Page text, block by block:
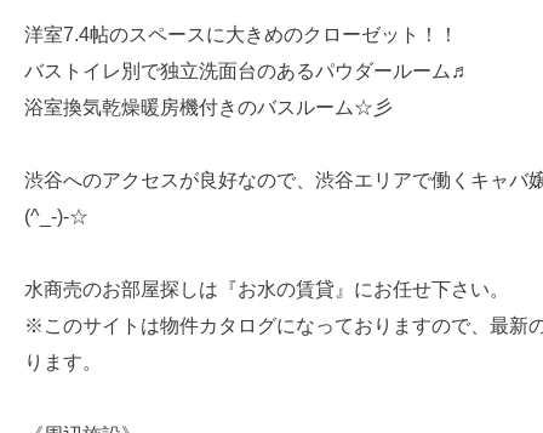
洋室7.4帖のスペースに大きめのクローゼット！！
バストイレ別で独立洗面台のあるパウダールーム♬
浴室換気乾燥暖房機付きのバスルーム☆彡
渋谷へのアクセスが良好なので、渋谷エリアで働くキャバ
(^_-)-☆
水商売のお部屋探しは『お水の賃貸』にお任せ下さい。
※このサイトは物件カタログになっておりますので、最新
ります。